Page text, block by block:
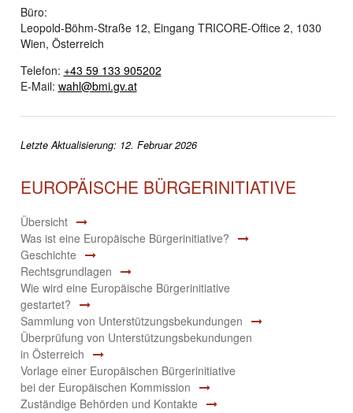
Büro:
Leopold-Böhm-Straße 12, Eingang TRICORE-Office 2, 1030
Wien, Österreich
Telefon: +43 59 133 905202
E-Mail: wahl@bmi.gv.at
Letzte Aktualisierung: 12. Februar 2026
EUROPÄISCHE BÜRGERINITIATIVE
Übersicht
Was ist eine Europäische Bürgerinitiative?
Geschichte
Rechtsgrundlagen
Wie wird eine Europäische Bürgerinitiative
gestartet?
Sammlung von Unterstützungsbekundungen
Überprüfung von Unterstützungsbekundungen
in Österreich
Vorlage einer Europäischen Bürgerinitiative
bei der Europäischen Kommission
Zuständige Behörden und Kontakte